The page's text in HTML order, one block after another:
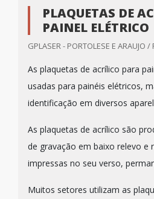
PLAQUETAS DE
PAINEL ELÉTRICO
GPLASER - PORTOLESE E ARAUJO /
As plaquetas de acrílico para
usadas para painéis elétricos,
identificação em diversos
As plaquetas de acrílico são
de gravação em baixo relevo e
impressas no seu verso,
Muitos setores utilizam as